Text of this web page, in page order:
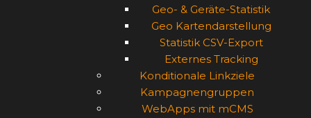
Geo- & Geräte-Statistik
Geo Kartendarstellung
Statistik CSV-Export
Externes Tracking
Konditionale Linkziele
Kampagnengruppen
WebApps mit mCMS